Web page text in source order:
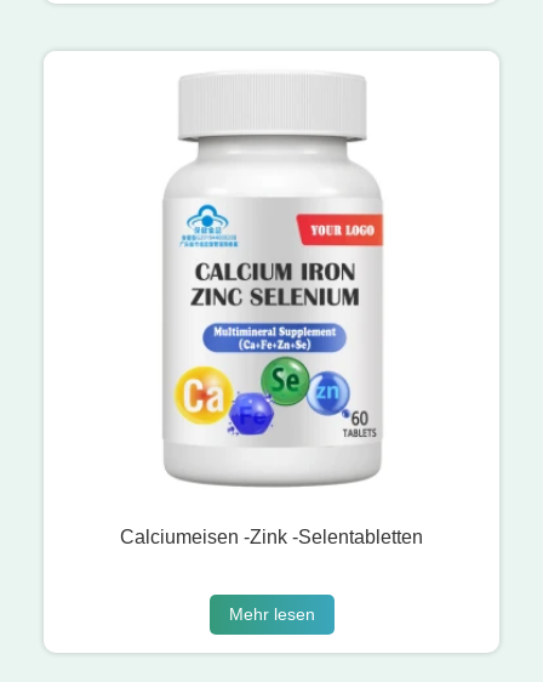
Calciumeisen -Zink -Selentabletten
Mehr lesen